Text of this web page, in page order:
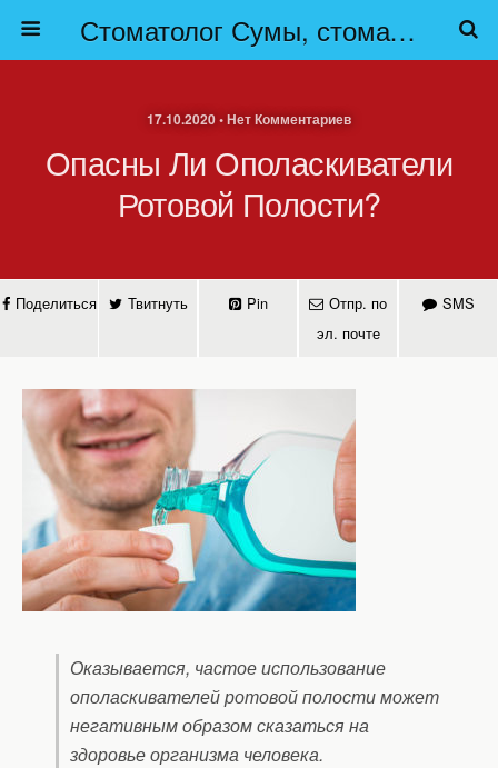
Стоматолог Сумы, стоматологические клиники Сумы, детская стоматология в Сумах. | Частная стоматология Сумы
17.10.2020 • Нет Комментариев
Опасны Ли Ополаскиватели
Ротовой Полости?
Поделиться Твитнуть Pin
Отпр. по
эл. почте
SMS
Оказывается, частое использование
ополаскивателей ротовой полости может
негативным образом сказаться на
здоровье организма человека.